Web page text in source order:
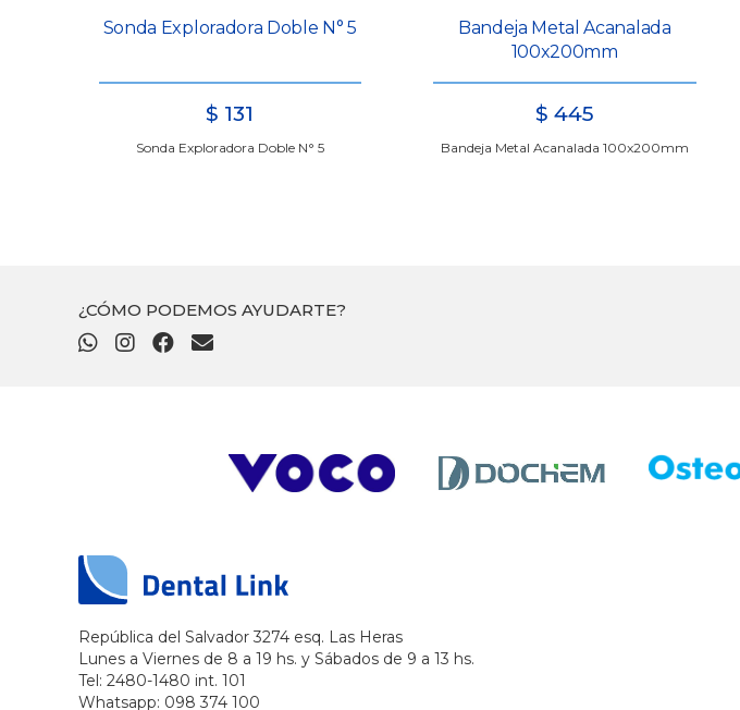
Sonda Exploradora Doble N° 5
$ 131
Sonda Exploradora Doble N° 5
Bandeja Metal Acanalada
100x200mm
$ 445
Bandeja Metal Acanalada 100x200mm
¿CÓMO PODEMOS AYUDARTE?
República del Salvador 3274 esq. Las Heras
Lunes a Viernes de 8 a 19 hs. y Sábados de 9 a 13 hs.
Tel: 2480-1480 int. 101
Whatsapp: 098 374 100